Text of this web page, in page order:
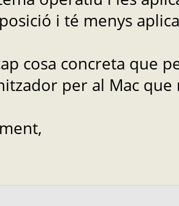
i té menys
cosa concreta que
per al Mac que